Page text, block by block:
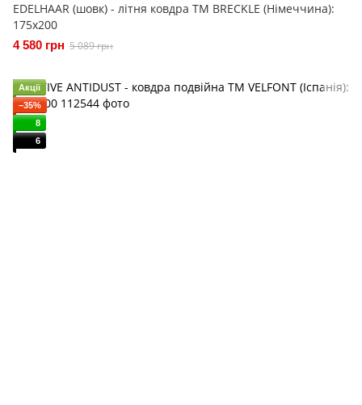
EDELHAAR (шовк) - літня ковдра ТМ BRECKLE (Німеччина):
175x200
4 580 грн 5 089 грн
Акції
−35%
8
6